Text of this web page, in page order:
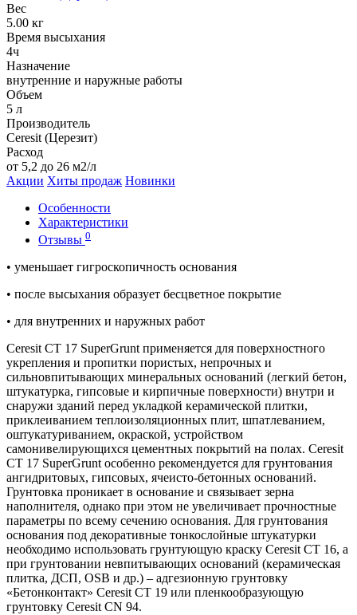
Вес
5.00 кг
Время высыхания
4ч
Назначение
внутренние и наружные работы
Объем
5 л
Производитель
Ceresit (Церезит)
Расход
от 5,2 до 26 м2/л
Акции Хиты продаж Новинки
Особенности
Характеристики
Отзывы 0
• уменьшает гигроскопичность основания
• после высыхания образует бесцветное покрытие
• для внутренних и наружных работ
Ceresit CT 17 SuperGrunt применяется для поверхностного
укрепления и пропитки пористых, непрочных и
сильновпитывающих минеральных оснований (легкий бетон,
штукатурка, гипсовые и кирпичные поверхности) внутри и
снаружи зданий перед укладкой керамической плитки,
приклеиванием теплоизоляционных плит, шпатлеванием,
оштукатуриванием, окраской, устройством
самонивелирующихся цементных покрытий на полах. Ceresit
CT 17 SuperGrunt особенно рекомендуется для грунтования
ангидритовых, гипсовых, ячеисто-бетонных оснований.
Грунтовка проникает в основание и связывает зерна
наполнителя, однако при этом не увеличивает прочностные
параметры по всему сечению основания. Для грунтования
основания под декоративные тонкослойные штукатурки
необходимо использовать грунтующую краску Ceresit CT 16, а
при грунтовании невпитывающих оснований (керамическая
плитка, ДСП, OSB и др.) – адгезионную грунтовку
«Бетонконтакт» Ceresit CT 19 или пленкообразующую
грунтовку Ceresit CN 94.